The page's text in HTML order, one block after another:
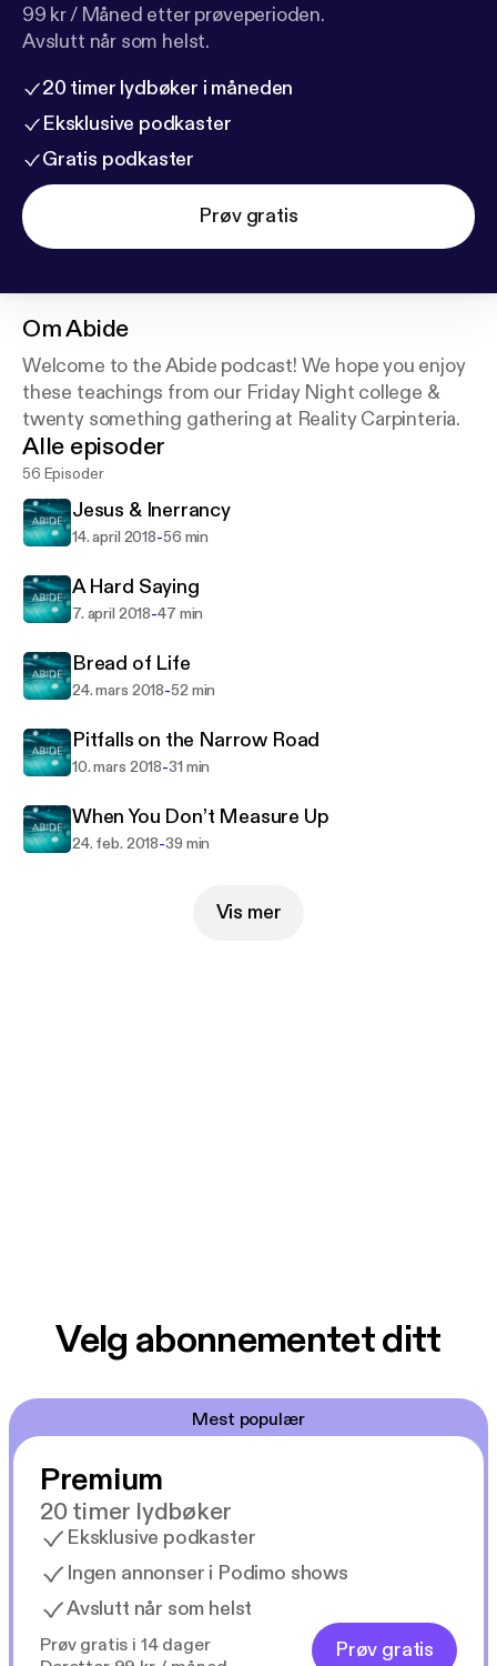
99 kr / Måned etter prøveperioden.
Avslutt når som helst.
20 timer lydbøker i måneden
Eksklusive podkaster
Gratis podkaster
Prøv gratis
OmAbide
Welcome to the Abide podcast! We hope you enjoy
these teachings from our Friday Night college &
twenty something gathering at Reality Carpinteria.
Alle episoder
56 Episoder
Jesus & Inerrancy
14. april 2018-56 min
A Hard Saying
7. april 2018-47 min
Bread of Life
24. mars 2018-52 min
Pitfalls on the Narrow Road
10. mars 2018-31 min
When You Don’t Measure Up
24. feb. 2018-39 min
Vis mer
Velg abonnementet ditt
Mest populær
Premium
20 timer lydbøker
Eksklusive podkaster
Ingen annonser i Podimo shows
Avslutt når som helst
Prøv gratis i 14 dager
Prøv gratis